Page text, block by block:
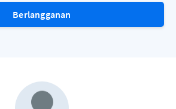
Berlangganan